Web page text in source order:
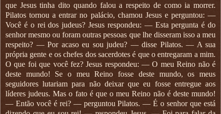
que Jesus tinha dito quando falou a respeito de como ia morrer.
Pilatos tornou a entrar no palácio, chamou Jesus e perguntou: —
Você é o rei dos judeus? Jesus respondeu: — Esta pergunta é do
senhor mesmo ou foram outras pessoas que lhe disseram isso a meu
respeito? — Por acaso eu sou judeu? — disse Pilatos. — A sua
própria gente e os chefes dos sacerdotes é que o entregaram a mim.
O que foi que você fez? Jesus respondeu: — O meu Reino não é
deste mundo! Se o meu Reino fosse deste mundo, os meus
seguidores lutariam para não deixar que eu fosse entregue aos
líderes judeus. Mas o fato é que o meu Reino não é deste mundo!
— Então você é rei? — perguntou Pilatos. — É o senhor que está